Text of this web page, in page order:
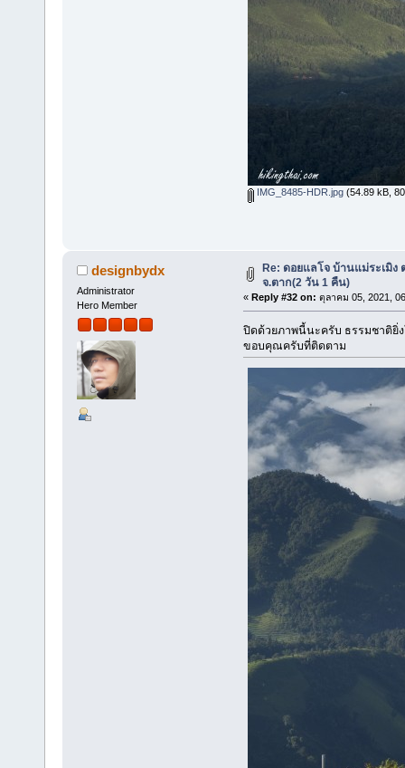
IMG_8485-HDR.jpg(54.89 kB,
designbydx
Administrator
Hero Member
Re: ดอยแลโจ บ้านแม่ระเมิง
จ.ตาก(2 วัน 1 คืน)
« Reply #32 on: ตุลาคม 05, 2021,
ปิดด้วยภาพนี้นะครับ ธรรมชาติยิ่
ขอบคุณครับที่ติดตาม